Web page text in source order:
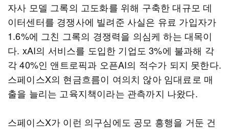
자사 모델 그록의 고도화를 위해 구축한 대규모 데
이터센터를 경쟁사에 빌려준 사실은 유료 가입자가
1.6%에 그친 그록의 경쟁력을 의심케 하는 대목이
다. xAI의 서비스를 도입한 기업도 3%에 불과해 각
각 40%인 앤트로픽과 오픈AI의 적수가 되지 못한다.
스페이스X의 현금흐름이 여의치 않아 임대료로 매
출을 늘리는 고육지책이라는 관측까지 나왔다.
스페이스X가 이런 의구심에도 공모 흥행을 거둔 건